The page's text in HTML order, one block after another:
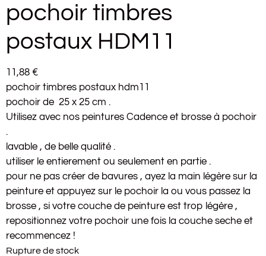
pochoir timbres
postaux HDM11
11,88 €
pochoir timbres postaux hdm11
pochoir de 25 x 25 cm .
Utilisez avec nos peintures Cadence et brosse à pochoir
.
lavable , de belle qualité .
utiliser le entierement ou seulement en partie .
pour ne pas créer de bavures , ayez la main légère sur la
peinture et appuyez sur le pochoir la ou vous passez la
brosse , si votre couche de peinture est trop légère ,
repositionnez votre pochoir une fois la couche seche et
recommencez !
Rupture de stock